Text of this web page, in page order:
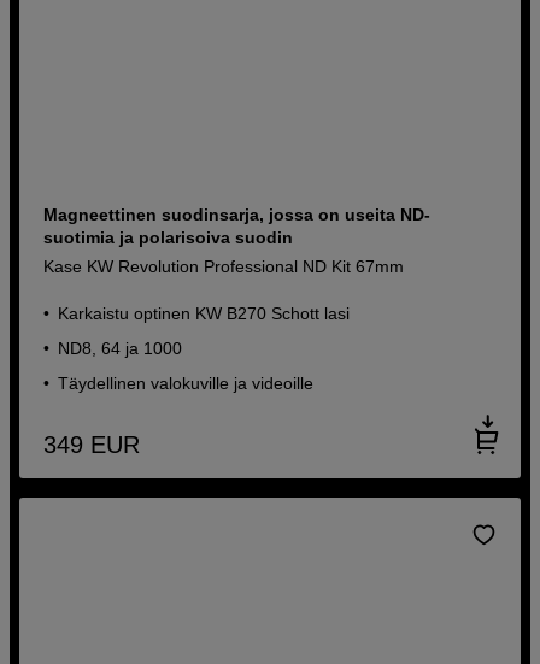
Magneettinen suodinsarja, jossa on useita ND-
suotimia ja polarisoiva suodin
Kase KW Revolution Professional ND Kit 67mm
Karkaistu optinen KW B270 Schott lasi
ND8, 64 ja 1000
Täydellinen valokuville ja videoille
349 EUR